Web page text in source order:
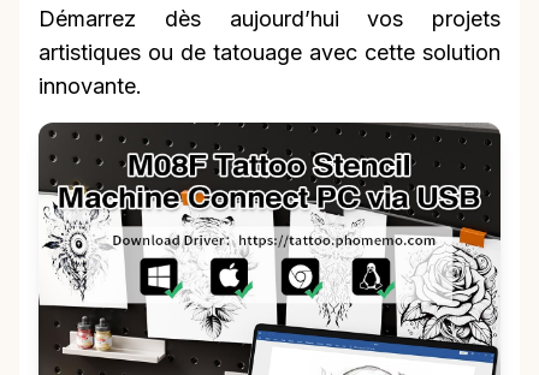
Démarrez dès aujourd’hui vos projets
artistiques ou de tatouage avec cette solution
innovante.